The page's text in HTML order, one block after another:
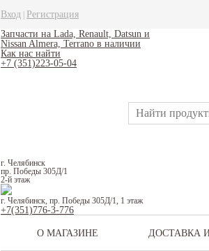
Вход Регистрация
Запчасти на Lada, Renault, Datsun и
Nissan Almera, Terrano в наличии
Как нас найти
+7 (351)223-05-04
г. Челябинск
пр. Победы 305Д/1
2-й этаж
г. Челябинск, пр. Победы 305Д/1, 1 этаж
+7(351)776-3-776
О МАГАЗИНЕ ДОСТАВКА